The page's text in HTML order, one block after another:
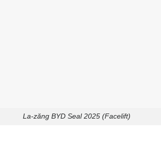
La-zăng BYD Seal 2025 (Facelift)